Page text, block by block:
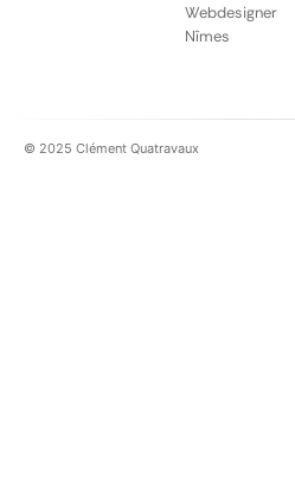
Webdesigner
Nîmes
© 2025 Clément Quatravaux